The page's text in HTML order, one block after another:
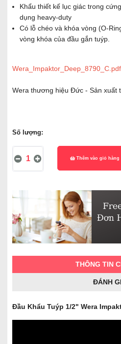
Khẩu thiết kế lục giác trong
dụng heavy-duty
Có lỗ chéo và khóa vòng (O-
vòng khóa của đầu gắn tuýp.
Wera_Impaktor_Deep_8790_C.pdf
Wera thương hiệu Đức - Sản xuất
Số lượng:
Thêm vào giỏ hàng
THÔNG TIN
ĐÁNH
Đầu Khẩu Tuýp 1/2" Wera